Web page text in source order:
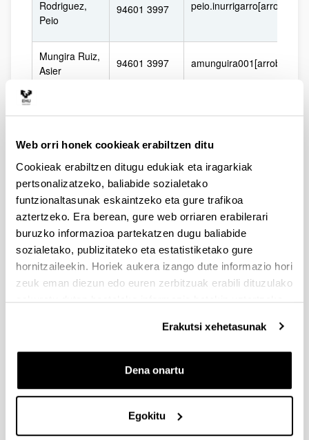
Web orri honek cookieak erabiltzen ditu
Cookieak erabiltzen ditugu edukiak eta iragarkiak
pertsonalizatzeko, baliabide sozialetako
funtzionaltasunak eskaintzeko eta gure trafikoa
aztertzeko. Era berean, gure web orriaren erabilerari
buruzko informazioa partekatzen dugu baliabide
sozialetako, publizitateko eta estatistiketako gure
hornitzaileekin. Horiek aukera izango dute informazio hori
zeuk eman diezun edo euren zerbitzuak erabili dituzulako
eskuratu duten bestelako informazio batekin uztartzeko.
Erakutsi xehetasunak
Dena onartu
Egokitu
Rodriguez,
Peio
94601 3997
Mungira Ruiz,
Asier
94601 3997
Departamento
Aula Espazio
94601 7391
Sala Ciencias
Planetarias
94601 3997
Observatorio
Astronómico
94601 8235
Sala Juntas 94601 7372
Laboratorio
Laboratorio
Reuniones
94601 8200